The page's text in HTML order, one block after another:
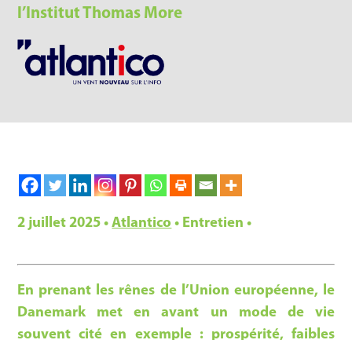
l’Institut Thomas More
2 juillet 2025 •Atlantico • Entretien •
En prenant les rênes de l’Union européenne, le
Danemark met en avant un mode de vie
souvent cité en exemple : prospérité, faibles